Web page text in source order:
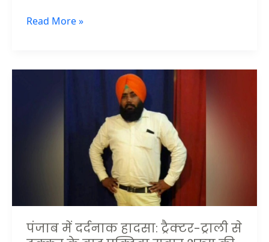
Read More »
पंजाब में दर्दनाक हादसा: ट्रैक्टर-ट्राली से
बाद
एक्टिवा
सवार